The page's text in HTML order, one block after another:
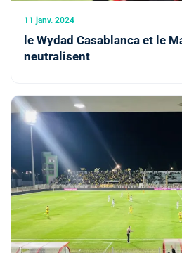
11 janv. 2024
le Wydad Casablanca et le
neutralisent